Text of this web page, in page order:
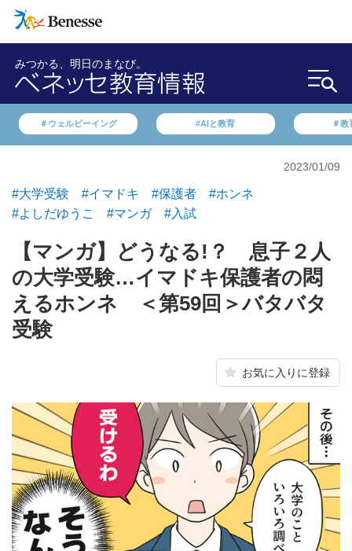
みつかる、明日のまなび。
＃ウェルビーイング #AIと教育 ＃教
2023/01/09
#大学受験 #イマドキ #保護者
#ホンネ
#よしだゆうこ
#マンガ #入試
【マンガ】どうなる!？ 息子２人
の大学受験…イマドキ保護者の悶
えるホンネ ＜第59回＞バタバタ
受験
お気に入りに登録